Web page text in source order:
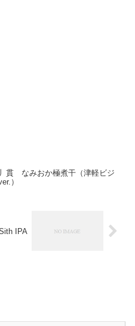
貫 なみおか極煮干（津軽ビジ
）
IPA